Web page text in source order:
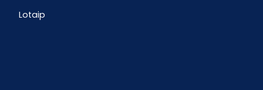
Lotaip